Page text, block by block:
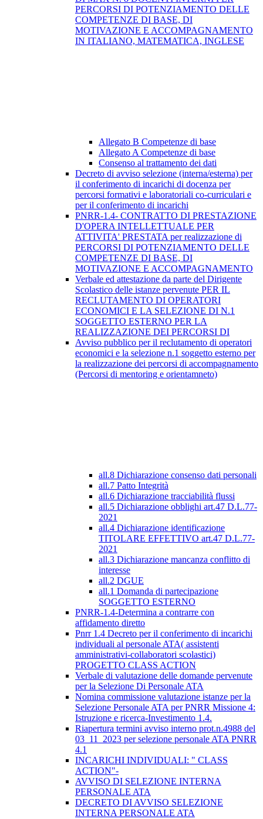
PERCORSI DI POTENZIAMENTO DELLE
COMPETENZE DI BASE, DI
MOTIVAZIONE E ACCOMPAGNAMENTO
IN ITALIANO, MATEMATICA, INGLESE
Allegato B Competenze di base
Allegato A Competenze di base
Consenso al trattamento dei dati
Decreto di avviso selezione (interna/esterna) per
il conferimento di incarichi di docenza per
percorsi formativi e laboratoriali co-curriculari e
per il conferimento di incarichi
PNRR-1.4- CONTRATTO DI PRESTAZIONE
D'OPERA INTELLETTUALE PER
ATTIVITA' PRESTATA per realizzazione di
PERCORSI DI POTENZIAMENTO DELLE
COMPETENZE DI BASE, DI
MOTIVAZIONE E ACCOMPAGNAMENTO
Verbale ed attestazione da parte del Dirigente
Scolastico delle istanze pervenute PER IL
RECLUTAMENTO DI OPERATORI
ECONOMICI E LA SELEZIONE DI N.1
SOGGETTO ESTERNO PER LA
REALIZZAZIONE DEI PERCORSI DI
Avviso pubblico per il reclutamento di operatori
economici e la selezione n.1 soggetto esterno per
la realizzazione dei percorsi di accompagnamento
(Percorsi di mentoring e orientamneto)
all.8 Dichiarazione consenso dati personali
all.7 Patto Integrità
all.6 Dichiarazione tracciabilità flussi
all.5 Dichiarazione obblighi art.47 D.L.77-
2021
all.4 Dichiarazione identificazione
TITOLARE EFFETTIVO art.47 D.L.77-
2021
all.3 Dichiarazione mancanza conflitto di
interesse
all.2 DGUE
all.1 Domanda di partecipazione
SOGGETTO ESTERNO
PNRR-1.4-Determina a contrarre con
affidamento diretto
Pnrr 1.4 Decreto per il conferimento di incarichi
individuali al personale ATA( assistenti
amministrativi-collaboratori scolastici)
PROGETTO CLASS ACTION
Verbale di valutazione delle domande pervenute
per la Selezione Di Personale ATA
Nomina commissione valutazione istanze per la
Selezione Personale ATA per PNRR Missione 4:
Istruzione e ricerca-Investimento 1.4.
Riapertura termini avviso interno prot.n.4988 del
03_11_2023 per selezione personale ATA PNRR
4.1
INCARICHI INDIVIDUALI: " CLASS
ACTION"-
AVVISO DI SELEZIONE INTERNA
PERSONALE ATA
DECRETO DI AVVISO SELEZIONE
INTERNA PERSONALE ATA